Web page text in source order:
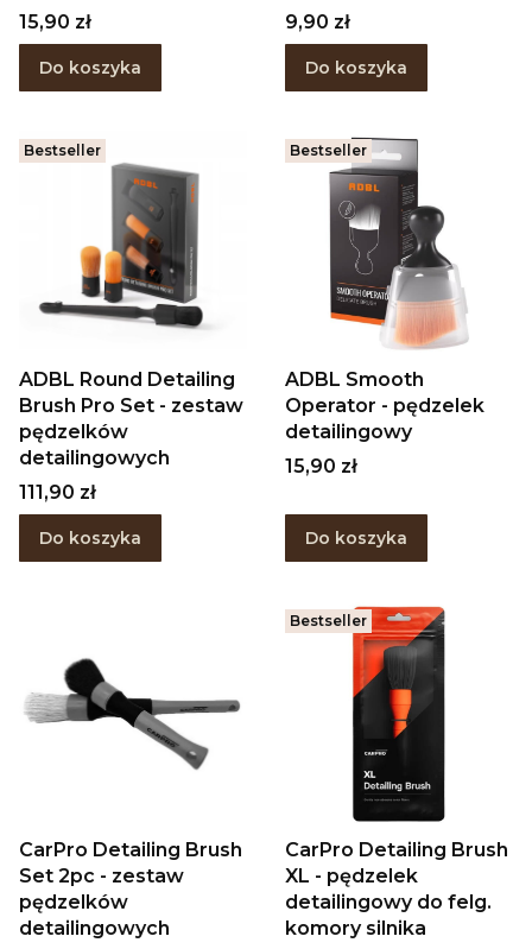
Cena
15,90 zł
Do koszyka
Cena
9,90 zł
Do koszyka
Bestseller
ADBL Round Detailing
Brush Pro Set - zestaw
pędzelków
detailingowych
Cena
111,90 zł
Do koszyka
Bestseller
ADBL Smooth
Operator - pędzelek
detailingowy
Cena
15,90 zł
Do koszyka
CarPro Detailing Brush
Set 2pc - zestaw
pędzelków
detailingowych
Bestseller
CarPro Detailing Brush
XL - pędzelek
detailingowy do felg.
komory silnika